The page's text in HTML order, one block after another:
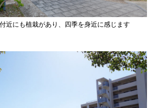
近にも植栽があり、四季を身近に感じます